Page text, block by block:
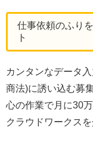
仕事依頼のふり
ト
カンタンなデータ
商法)に誘い込む募
心の作業で月に30
クラウドワークス